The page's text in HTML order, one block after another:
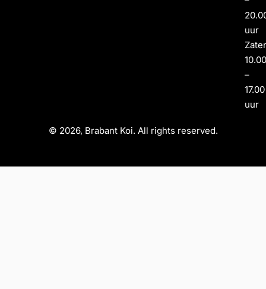
uur
–
17.00
uur
© 2026, Brabant Koi. All rights reserved.